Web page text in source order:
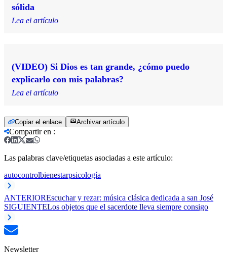
sólida
Lea el artículo
(VIDEO) Si Dios es tan grande, ¿cómo puedo
explicarlo con mis palabras?
Lea el artículo
Copiar el enlace Archivar artículo
Compartir en :
Las palabras clave/etiquetas asociadas a este artículo:
autocontrolbienestarpsicología
ANTERIOREscuchar y rezar: música clásica dedicada a san José
SIGUIENTELos objetos que el sacerdote lleva siempre consigo
Newsletter